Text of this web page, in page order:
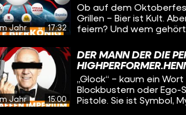
Entertainment haben!
chinesische „Vape
Vapes ist und erfahren,
Nikotin bringt. Und wir
Jahr 17:32
Ob auf dem
Grillen – Bier ist Kult.
feiern? Und wem gehört
US-Biermarkt
kontrolliert, der mehr
klingt wie ein Passwort,
Jahr 15:00
DER MANN DER DIE
„Glock“ – kaum ein
Blockbustern oder Ego-
Pistole. Sie ist Symbol,